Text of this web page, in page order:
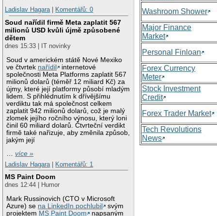
Ladislav Hagara| Komentářů: 0
Soud nařídil firmě Meta zaplatit 567
milionů USD kvůli újmě způsobené
dětem
dnes 15:33 | IT novinky
Soud v americkém státě Nové Mexiko
ve čtvrtek nařídil
internetové
společnosti Meta Platforms zaplatit 567
milionů dolarů (téměř 12 miliard Kč) za
újmy, které její platformy působí mladým
lidem. S přihlédnutím k dřívějšímu
verdiktu tak má společnost celkem
zaplatit 942 milionů dolarů, což je malý
zlomek jejího ročního výnosu, který loni
činil 60 miliard dolarů. Čtvrteční verdikt
firmě také nařizuje, aby změnila způsob,
jakým její
…více »
Ladislav Hagara
Komentářů: 1
MS Paint Doom
dnes 12:44 | Humor
Mark Russinovich (CTO v Microsoft
Azure) se na LinkedIn pochlubil
svým
projektem MS Paint Doom
napsaným
Washroom Shower
Major Finance
Market
Personal Finloan
Forex Currency
Meter
Stock Investment
Credit
Forex Trader Market
Tech Revolutions
News